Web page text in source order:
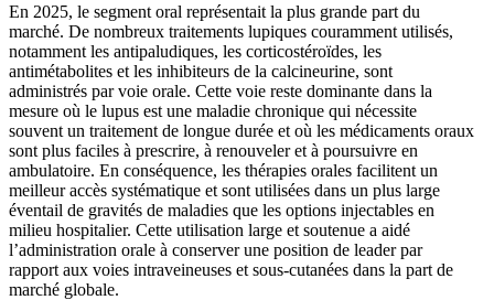
En 2025, le segment oral représentait la plus grande part du
marché. De nombreux traitements lupiques couramment utilisés,
notamment les antipaludiques, les corticostéroïdes, les
antimétabolites et les inhibiteurs de la calcineurine, sont
administrés par voie orale. Cette voie reste dominante dans la
mesure où le lupus est une maladie chronique qui nécessite
souvent un traitement de longue durée et où les médicaments oraux
sont plus faciles à prescrire, à renouveler et à poursuivre en
ambulatoire. En conséquence, les thérapies orales facilitent un
meilleur accès systématique et sont utilisées dans un plus large
éventail de gravités de maladies que les options injectables en
milieu hospitalier. Cette utilisation large et soutenue a aidé
l’administration orale à conserver une position de leader par
rapport aux voies intraveineuses et sous-cutanées dans la part de
marché globale.